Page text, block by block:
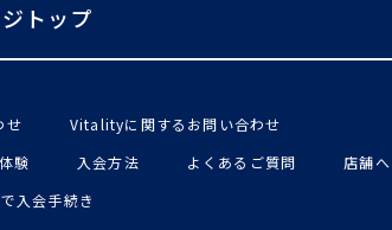
トップ
せ
Vitalityに関するお問い合わせ
験 入会方法 よくあるご質問
店舗
入会手続き